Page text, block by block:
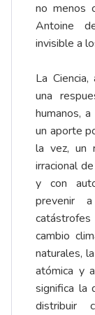
no menos
Antoine
invisible a
La
una
humanos,
un aporte
la vez, un
irracional
y con
prevenir
cambio
naturales,
atómica y
significa la
distribuir